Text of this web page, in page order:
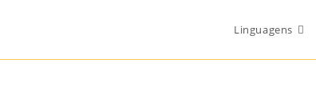
Linguagens